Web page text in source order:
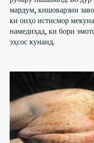
мардум, кишоварзии
ки онҳо истисмор
намедиҳад, ки бори
эҳсос кунанд.